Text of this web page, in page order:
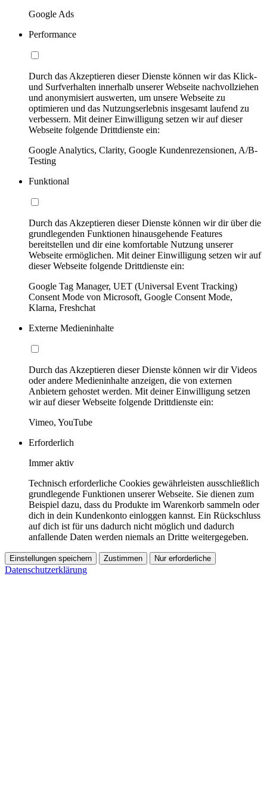
Google Ads
Performance
Durch das Akzeptieren dieser Dienste können wir das Klick-
und Surfverhalten innerhalb unserer Webseite nachvollziehen
und anonymisiert auswerten, um unsere Webseite zu
optimieren und das Nutzungserlebnis insgesamt laufend zu
verbessern. Mit deiner Einwilligung setzen wir auf dieser
Webseite folgende Drittdienste ein:
Google Analytics, Clarity, Google Kundenrezensionen, A/B-
Testing
Funktional
Durch das Akzeptieren dieser Dienste können wir dir über die
grundlegenden Funktionen hinausgehende Features
bereitstellen und dir eine komfortable Nutzung unserer
Webseite ermöglichen. Mit deiner Einwilligung setzen wir auf
dieser Webseite folgende Drittdienste ein:
Google Tag Manager, UET (Universal Event Tracking)
Consent Mode von Microsoft, Google Consent Mode,
Klarna, Freshchat
Externe Medieninhalte
Durch das Akzeptieren dieser Dienste können wir dir Videos
oder andere Medieninhalte anzeigen, die von externen
Anbietern gehostet werden. Mit deiner Einwilligung setzen
wir auf dieser Webseite folgende Drittdienste ein:
Vimeo, YouTube
Erforderlich
Immer aktiv
Technisch erforderliche Cookies gewährleisten ausschließlich
grundlegende Funktionen unserer Webseite. Sie dienen zum
Beispiel dazu, dass du Produkte im Warenkorb sammeln oder
dich in dein Kundenkonto einloggen kannst. Ein Rückschluss
auf dich ist für uns dadurch nicht möglich und dadurch
anfallende Daten werden niemals an Dritte weitergegeben.
Einstellungen speichern Zustimmen Nur erforderliche
Datenschutzerklärung